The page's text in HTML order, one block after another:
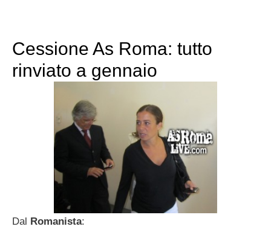
Cessione As Roma: tutto
rinviato a gennaio
Dal Romanista: